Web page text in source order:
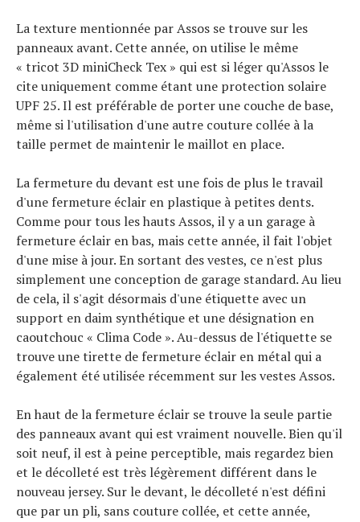
La texture mentionnée par Assos se trouve sur les
panneaux avant. Cette année, on utilise le même
« tricot 3D miniCheck Tex » qui est si léger qu'Assos le
cite uniquement comme étant une protection solaire
UPF 25. Il est préférable de porter une couche de base,
même si l'utilisation d'une autre couture collée à la
taille permet de maintenir le maillot en place.
La fermeture du devant est une fois de plus le travail
d'une fermeture éclair en plastique à petites dents.
Comme pour tous les hauts Assos, il y a un garage à
fermeture éclair en bas, mais cette année, il fait l'objet
d'une mise à jour. En sortant des vestes, ce n'est plus
simplement une conception de garage standard. Au lieu
de cela, il s'agit désormais d'une étiquette avec un
support en daim synthétique et une désignation en
caoutchouc « Clima Code ». Au-dessus de l'étiquette se
trouve une tirette de fermeture éclair en métal qui a
également été utilisée récemment sur les vestes Assos.
En haut de la fermeture éclair se trouve la seule partie
des panneaux avant qui est vraiment nouvelle. Bien qu'il
soit neuf, il est à peine perceptible, mais regardez bien
et le décolleté est très légèrement différent dans le
nouveau jersey. Sur le devant, le décolleté n'est défini
que par un pli, sans couture collée, et cette année,